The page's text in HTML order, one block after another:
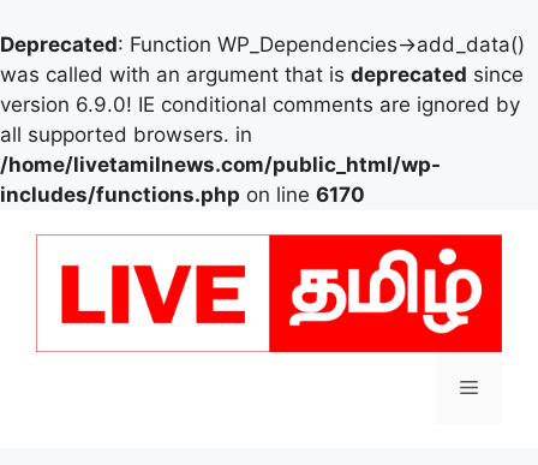
Deprecated: Function WP_Dependencies->add_data()
was called with an argument that is deprecated since
version 6.9.0! IE conditional comments are ignored by
all supported browsers. in
/home/livetamilnews.com/public_html/wp-
includes/functions.php on line 6170
Menu